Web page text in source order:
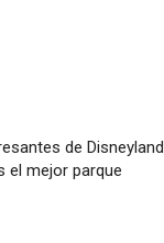
de Disneyland
el mejor parque